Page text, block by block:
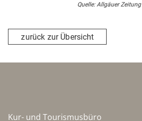
Quelle: Allgäuer
zurück zur Übersicht
Kur- und Tourismusbüro